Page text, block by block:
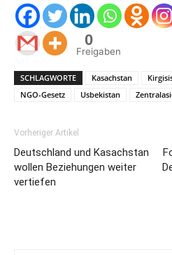
0
Freigaben
SCHLAGWORTE Kasachstan
NGO-Gesetz
Usbekistan
Vorheriger Artikel
Deutschland und Kasachstan
wollen Beziehungen weiter
vertiefen